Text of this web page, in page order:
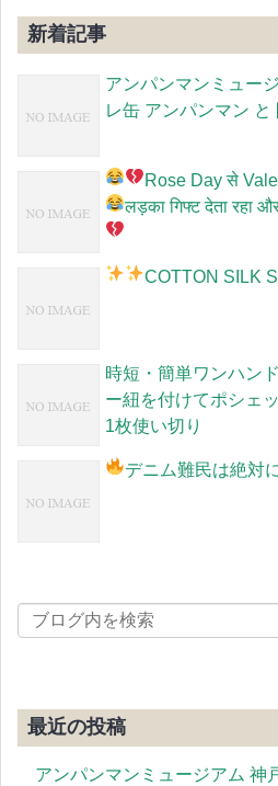
新着記事
アンパンマンミュー
レ缶 アンパンマン と
Rose Day से
लड़का गिफ्ट देता रहा
COTTON SILK
時短・簡単ワンハン
ー紐を付けてポシェ
1枚使い切り
デニム難民は絶対
最近の投稿
アンパンマンミュージアム 神